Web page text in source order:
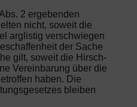
2 ergebenden
nicht, soweit die
arglistig verschwiegen
der Sache
gilt, soweit die Hirsch-
Vereinbarung über die
haben. Die
bleiben